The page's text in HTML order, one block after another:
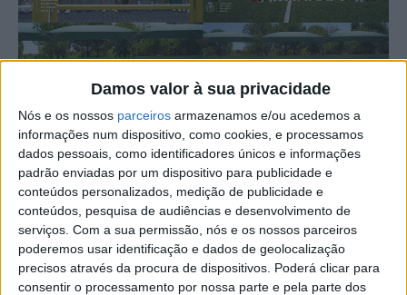
Damos valor à sua privacidade
Nós e os nossos parceiros armazenamos e/ou acedemos a
informações num dispositivo, como cookies, e processamos
dados pessoais, como identificadores únicos e informações
padrão enviadas por um dispositivo para publicidade e
conteúdos personalizados, medição de publicidade e
conteúdos, pesquisa de audiências e desenvolvimento de
serviços. Com a sua permissão, nós e os nossos parceiros
poderemos usar identificação e dados de geolocalização
precisos através da procura de dispositivos. Poderá clicar para
consentir o processamento por nossa parte e pela parte dos
A Associação de Futebol de Castelo Branco organizou a
4ª edição da Summer Football School, durante o mês de
julho. Limitado a 24 crianças por semana, a “Escola de
Verão” fez as delícias do mais novos.
A edição deste ano contou com várias novidades. O